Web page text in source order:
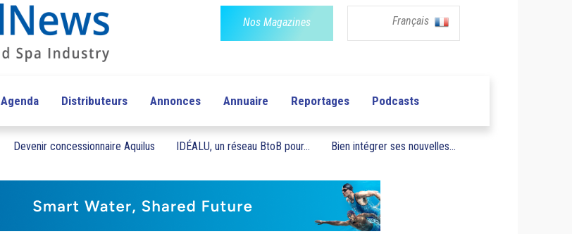
Nos Magazines Français
Agenda Distributeurs Annonces Annuaire Reportages Podcasts
Devenir concessionnaire Aquilus IDÉALU, un réseau BtoB pour... Bien intégrer ses nouvelles...